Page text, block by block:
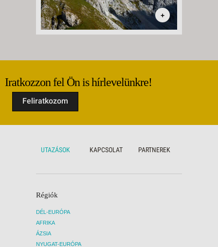
+
Iratkozzon fel Ön is hírlevelünkre!
Feliratkozom
UTAZÁSOK KAPCSOLAT PARTNEREK
Régiók
DÉL-EURÓPA
AFRIKA
ÁZSIA
NYUGAT-EURÓPA